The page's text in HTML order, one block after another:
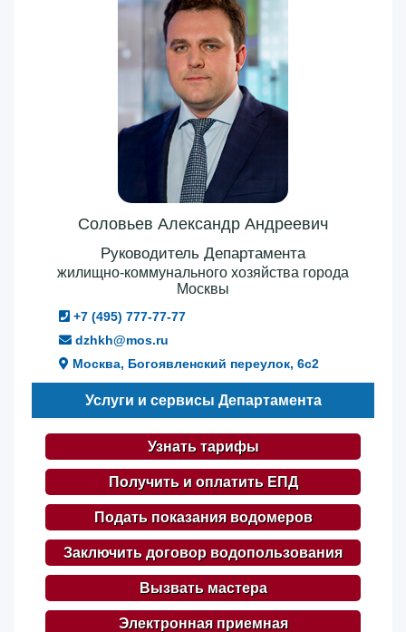
Соловьев Александр Андреевич
Руководитель Департамента
жилищно-коммунального хозяйства города
Москвы
+7 (495) 777-77-77
dzhkh@mos.ru
Москва, Богоявленский переулок, 6с2
Услуги и сервисы Департамента
Узнать тарифы
Получить и оплатить ЕПД
Подать показания водомеров
Заключить договор водопользования
Вызвать мастера
Электронная приемная